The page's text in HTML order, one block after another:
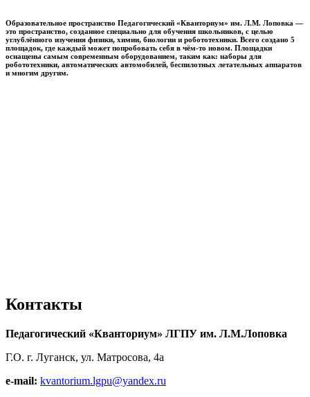
Образовательное пространство Педагогический «Кванториум» им. Л.М. Лоповка —
это пространство, созданное специально для обучения школьников, с целью
углублённого изучения физики, химии, биологии и робототехники. Всего создано 5
площадок, где каждый может попробовать себя в чём-то новом. Площадки
оснащены самым современным оборудованием, таким как: наборы для
робототехники, автоматических автомобилей, беспилотных летательных аппаратов
и многим другим.
Контакты
Педагогический «Кванториум» ЛГПУ им. Л.М.Лоповка
Г.О. г. Луганск, ул. Матросова, 4а
e-mail: kvantorium.lgpu@yandex.ru